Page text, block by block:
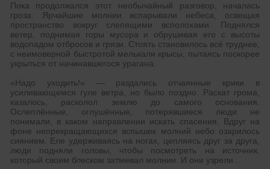
Пока продолжался этот необычайный разговор, началась
гроза. Ярчайшие молнии вспарывали небеса, освещая
пространство вокруг слепящими всполохами. Поднялся
ветер, поднимая горы мусора и обрушивая его с высоты
водопадом отбросов и грязи. Стоять становилось всё труднее,
с неимоверной быстротой мелькали крысы, пытаясь поскорее
укрыться от начинавшегося урагана.
«Надо уходить!» — раздались отчаянные крики в
усиливающемся гуле ветра, но было поздно. Раскат грома,
казалось, расколол землю до самого основания.
Ослеплённые, оглушённые, потерявшиеся люди не
понимали, в каком направлении искать спасения. Вдруг на
фоне непрекращающихся вспышек молний небо озарилось
сиянием. Еле удерживаясь на ногах, цепляясь друг за друга,
люди подняли головы, чтобы посмотреть на источник,
который своим блеском затмевал молнии. И они узрели…